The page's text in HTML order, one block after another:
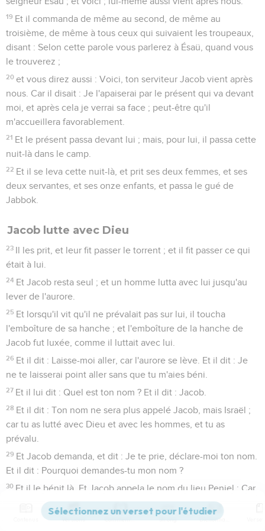
19 Et il commanda de même au second, de même au
troisième, de même à tous ceux qui suivaient les troupeaux,
disant : Selon cette parole vous parlerez à Ésaü, quand vous
le trouverez ;
20 et vous direz aussi : Voici, ton serviteur Jacob vient après
nous. Car il disait : Je l'apaiserai par le présent qui va devant
moi, et après cela je verrai sa face ; peut-être qu'il
m'accueillera favorablement.
21 Et le présent passa devant lui ; mais, pour lui, il passa cette
nuit-là dans le camp.
22 Et il se leva cette nuit-là, et prit ses deux femmes, et ses
deux servantes, et ses onze enfants, et passa le gué de
Jabbok.
Jacob lutte avec Dieu
23 Il les prit, et leur fit passer le torrent ; et il fit passer ce qui
était à lui.
24 Et Jacob resta seul ; et un homme lutta avec lui jusqu'au
lever de l'aurore.
25 Et lorsqu'il vit qu'il ne prévalait pas sur lui, il toucha
l'emboîture de sa hanche ; et l'emboîture de la hanche de
Jacob fut luxée, comme il luttait avec lui.
26 Et il dit : Laisse-moi aller, car l'aurore se lève. Et il dit : Je
ne te laisserai point aller sans que tu m'aies béni.
27 Et il lui dit : Quel est ton nom ? Et il dit : Jacob.
28 Et il dit : Ton nom ne sera plus appelé Jacob, mais Israël ;
car tu as lutté avec Dieu et avec les hommes, et tu as
prévalu.
29 Et Jacob demanda, et dit : Je te prie, déclare-moi ton nom.
Et il dit : Pourquoi demandes-tu mon nom ?
30 Et il le bénit là. Et Jacob appela le nom du lieu Peniel : Car
j'ai vu Dieu face à face, et mon âme a été délivrée.
Et le soleil se levait sur lui comme il passait Peniel ; et il
Versions Commentaires Strong